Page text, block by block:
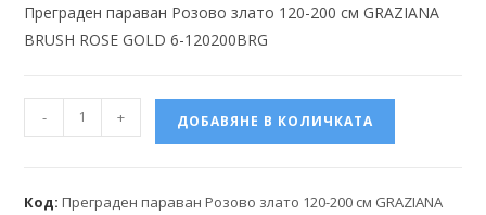
Преграден параван Розово злато 120-200 см GRAZIANA
BRUSH ROSE GOLD 6-120200BRG
- + ДОБАВЯНЕ В КОЛИЧКАТА
Код:Преграден параван Розово злато 120-200 см GRAZIANA